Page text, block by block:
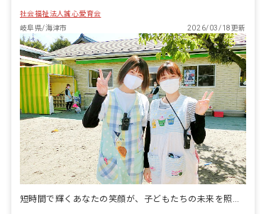
社会福祉法人誠心愛育会
岐阜県/海津市
2026/03/18更新